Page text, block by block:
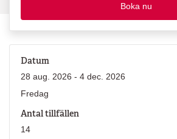
Boka nu
Datum
28 aug. 2026 - 4 dec. 2026
Fredag
Antal tillfällen
14